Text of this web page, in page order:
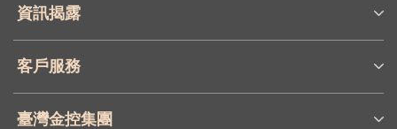
資訊揭露
客戶服務
臺灣金控集團